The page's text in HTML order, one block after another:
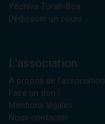
Yéchiva Torah-Box
Dédicacer un cours
L'association
A propos de l'association
Faire un don !
Mentions légales
Nous contacter